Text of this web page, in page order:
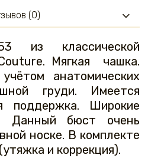
из классической
Мягкая чашка.
анатомических
груди. Имеется
поддержка. Широкие
Данный бюст очень
носке. В комплекте
и коррекция).
(0)